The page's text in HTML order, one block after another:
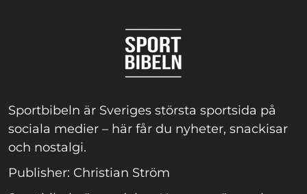
Sportbibeln är Sveriges största sportsida på
sociala medier – här får du nyheter, snackisar
och nostalgi.
Publisher: Christian Ström